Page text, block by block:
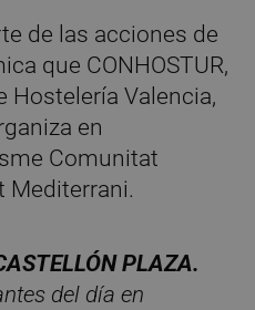
de las acciones de
que CONHOSTUR,
Hostelería Valencia,
en
Comunitat
Mediterrani.
ÓN PLAZA.
del día en